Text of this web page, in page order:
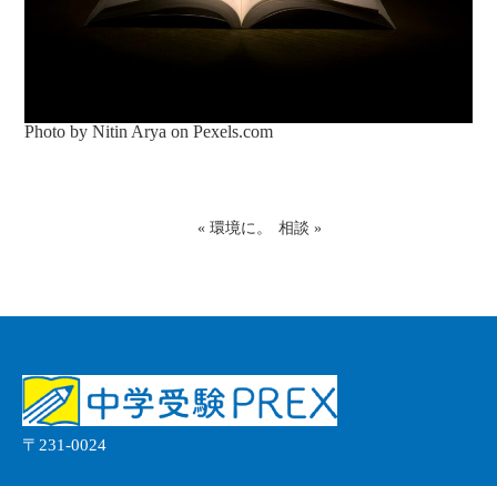
Photo by Nitin Arya onPexels.com
« 環境に。 相談 »
〒231-0024